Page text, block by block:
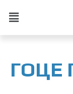
ГОЦЕ